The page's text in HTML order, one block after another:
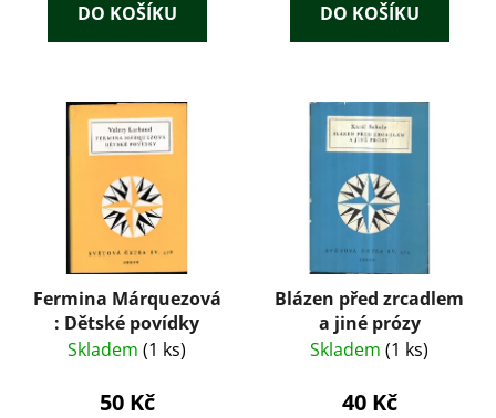
DO KOŠÍKU DO KOŠÍKU
Fermina Márquezová
: Dětské povídky
Skladem (1 ks)
50 Kč
Blázen před zrcadlem
a jiné prózy
Skladem (1 ks)
40 Kč